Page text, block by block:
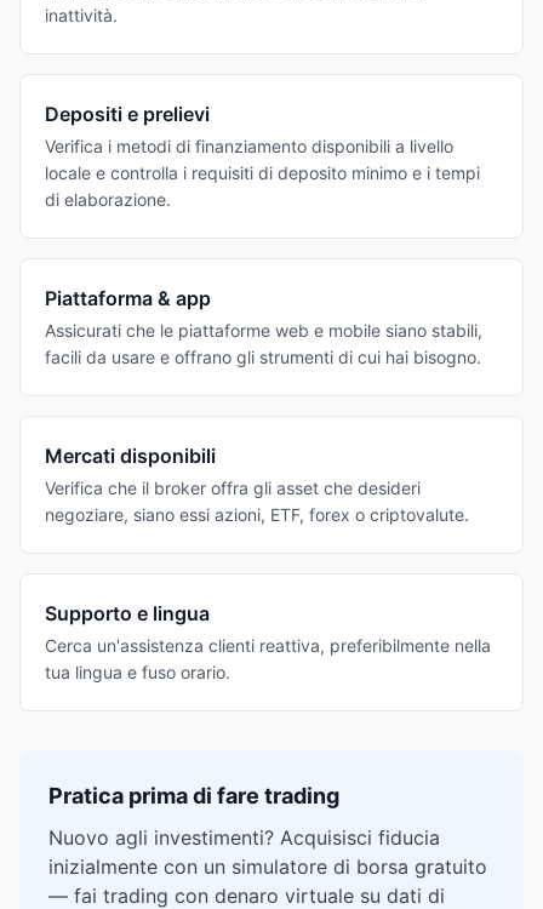
inattività.
Depositi e prelievi
Verifica i metodi di finanziamento disponibili a livello
locale e controlla i requisiti di deposito minimo e i tempi
di elaborazione.
Piattaforma & app
Assicurati che le piattaforme web e mobile siano stabili,
facili da usare e offrano gli strumenti di cui hai bisogno.
Mercati disponibili
Verifica che il broker offra gli asset che desideri
negoziare, siano essi azioni, ETF, forex o criptovalute.
Supporto e lingua
Cerca un'assistenza clienti reattiva, preferibilmente nella
tua lingua e fuso orario.
Pratica prima di fare trading
Nuovo agli investimenti? Acquisisci fiducia
inizialmente con un simulatore di borsa gratuito
— fai trading con denaro virtuale su dati di